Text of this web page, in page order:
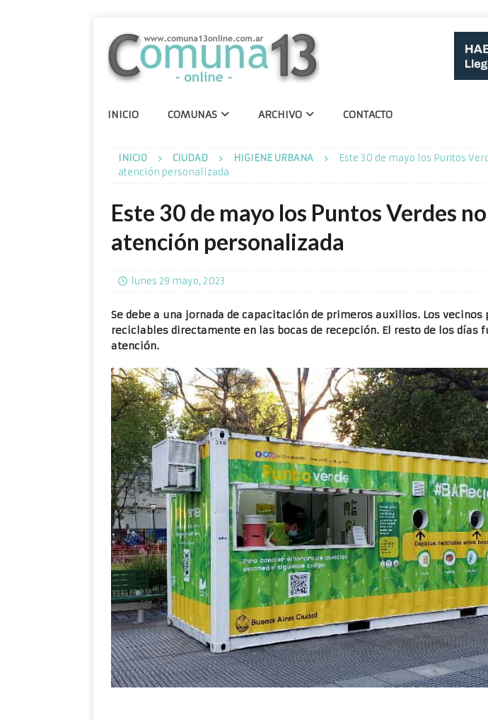
INICIO COMUNAS ARCHIVO CONTACTO
INICIO CIUDAD HIGIENE URBANA
Este 30 de mayo los Puntos
atención personalizada
Este 30 de mayo los Puntos Verdes
atención personalizada
lunes 29 mayo, 2023
Se debe a una jornada de capacitación de primeros auxilios. Los vecinos
reciclables directamente en las bocas de recepción. El resto de los días
atención.